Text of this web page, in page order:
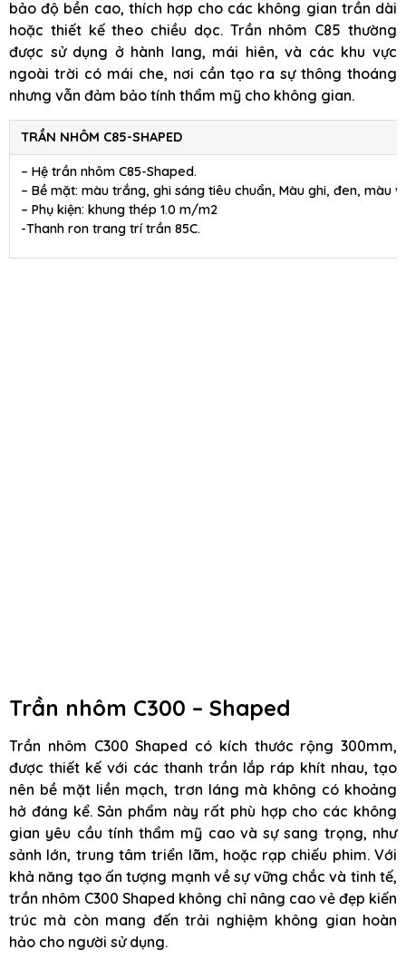
bảo độ bền cao, thích hợp cho các không gian trần dài
hoặc thiết kế theo chiều dọc. Trần nhôm C85 thường
được sử dụng ở hành lang, mái hiên, và các khu vực
ngoài trời có mái che, nơi cần tạo ra sự thông thoáng
nhưng vẫn đảm bảo tính thẩm mỹ cho không gian.
TRẦN NHÔM C85-SHAPED
– Hệ trần nhôm C85-Shaped.
– Bề mặt: màu trắng, ghi sáng tiêu chuẩn, Màu ghi, đen, màu
– Phụ kiện: khung thép 1.0 m/m2
-Thanh ron trang trí trần 85C.
Trần nhôm C300 – Shaped
Trần nhôm C300 Shaped có kích thước rộng 300mm,
được thiết kế với các thanh trần lắp ráp khít nhau, tạo
nên bề mặt liền mạch, trơn láng mà không có khoảng
hở đáng kể. Sản phẩm này rất phù hợp cho các không
gian yêu cầu tính thẩm mỹ cao và sự sang trọng, như
sảnh lớn, trung tâm triển lãm, hoặc rạp chiếu phim. Với
khả năng tạo ấn tượng mạnh về sự vững chắc và tinh tế,
trần nhôm C300 Shaped không chỉ nâng cao vẻ đẹp kiến
trúc mà còn mang đến trải nghiệm không gian hoàn
hảo cho người sử dụng.